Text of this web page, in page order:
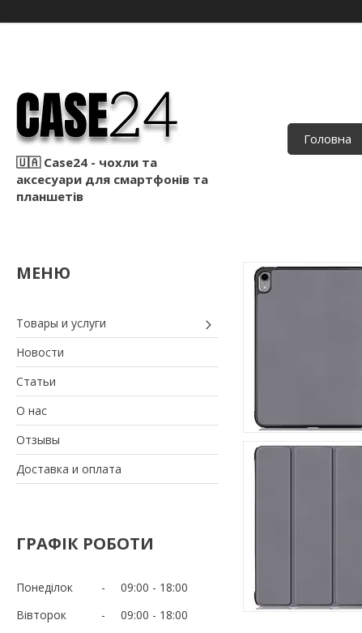
🇺🇦 Case24 - чохли та
аксесуари для смартфонів та
планшетів
Головна
Товары и услуги
Новости
Статьи
О нас
Отзывы
Доставка и оплата
ГРАФІК РОБОТИ
Понеділок 09:00
18:00
Вівторок
09:00
18:00